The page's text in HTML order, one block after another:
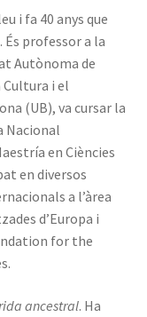
i fa 40 anys que
És professor a la
Autònoma de
Cultura i el
(UB), va cursar la
Nacional
en Ciències
en diversos
a l’àrea
d’Europa i
for the
ancestral. Ha